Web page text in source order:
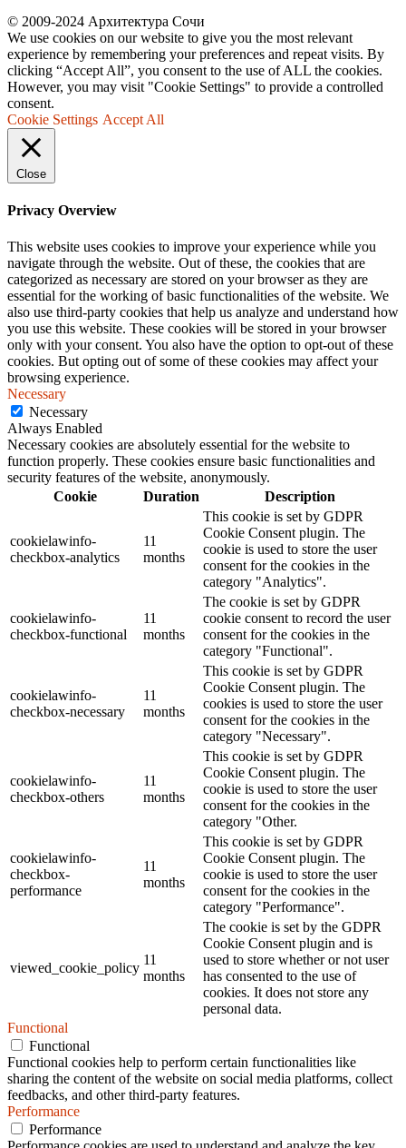
© 2009-2024 Архитектура Сочи
We use cookies on our website to give you the most relevant
experience by remembering your preferences and repeat visits. By
clicking “Accept All”, you consent to the use of ALL the cookies.
However, you may visit "Cookie Settings" to provide a controlled
consent.
Cookie Settings Accept All
Close
Privacy Overview
This website uses cookies to improve your experience while you
navigate through the website. Out of these, the cookies that are
categorized as necessary are stored on your browser as they are
essential for the working of basic functionalities of the website. We
also use third-party cookies that help us analyze and understand how
you use this website. These cookies will be stored in your browser
only with your consent. You also have the option to opt-out of these
cookies. But opting out of some of these cookies may affect your
browsing experience.
Necessary
Necessary
Always Enabled
Necessary cookies are absolutely essential for the website to
function properly. These cookies ensure basic functionalities and
security features of the website, anonymously.
Cookie
Duration Description
cookielawinfo-
checkbox-analytics
11
months
This cookie is set by GDPR
Cookie Consent plugin. The
cookie is used to store the user
consent for the cookies in the
category "Analytics".
cookielawinfo-
checkbox-functional
11
months
The cookie is set by GDPR
cookie consent to record the user
consent for the cookies in the
category "Functional".
cookielawinfo-
checkbox-necessary
11
months
This cookie is set by GDPR
Cookie Consent plugin. The
cookies is used to store the user
consent for the cookies in the
category "Necessary".
cookielawinfo-
checkbox-others
11
months
This cookie is set by GDPR
Cookie Consent plugin. The
cookie is used to store the user
consent for the cookies in the
category "Other.
cookielawinfo-
checkbox-
performance
11
months
This cookie is set by GDPR
Cookie Consent plugin. The
cookie is used to store the user
consent for the cookies in the
category "Performance".
viewed_cookie_policy
11
months
The cookie is set by the GDPR
Cookie Consent plugin and is
used to store whether or not user
has consented to the use of
cookies. It does not store any
personal data.
Functional
Functional
Functional cookies help to perform certain functionalities like
sharing the content of the website on social media platforms, collect
feedbacks, and other third-party features.
Performance
Performance